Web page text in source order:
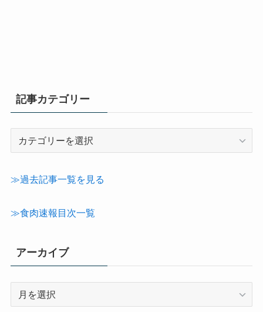
記事カテゴリー
テ
≫過去記事一覧を見る
≫食肉速報目次一覧
アーカイブ